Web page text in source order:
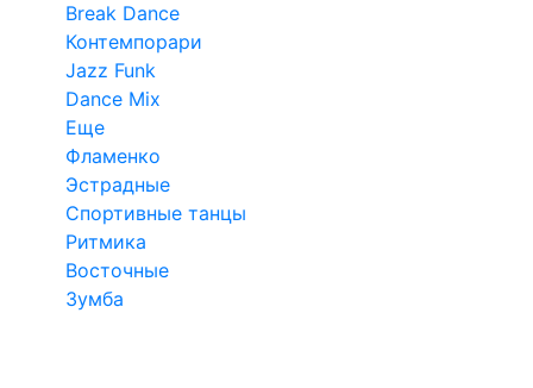
Break Dance
Контемпорари
Jazz Funk
Dance Mix
Еще
Фламенко
Эстрадные
Спортивные танцы
Ритмика
Восточные
Зумба